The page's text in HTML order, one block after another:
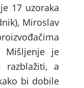
17 uzoraka
Miroslav
Mišljenje je
a
bi dobile